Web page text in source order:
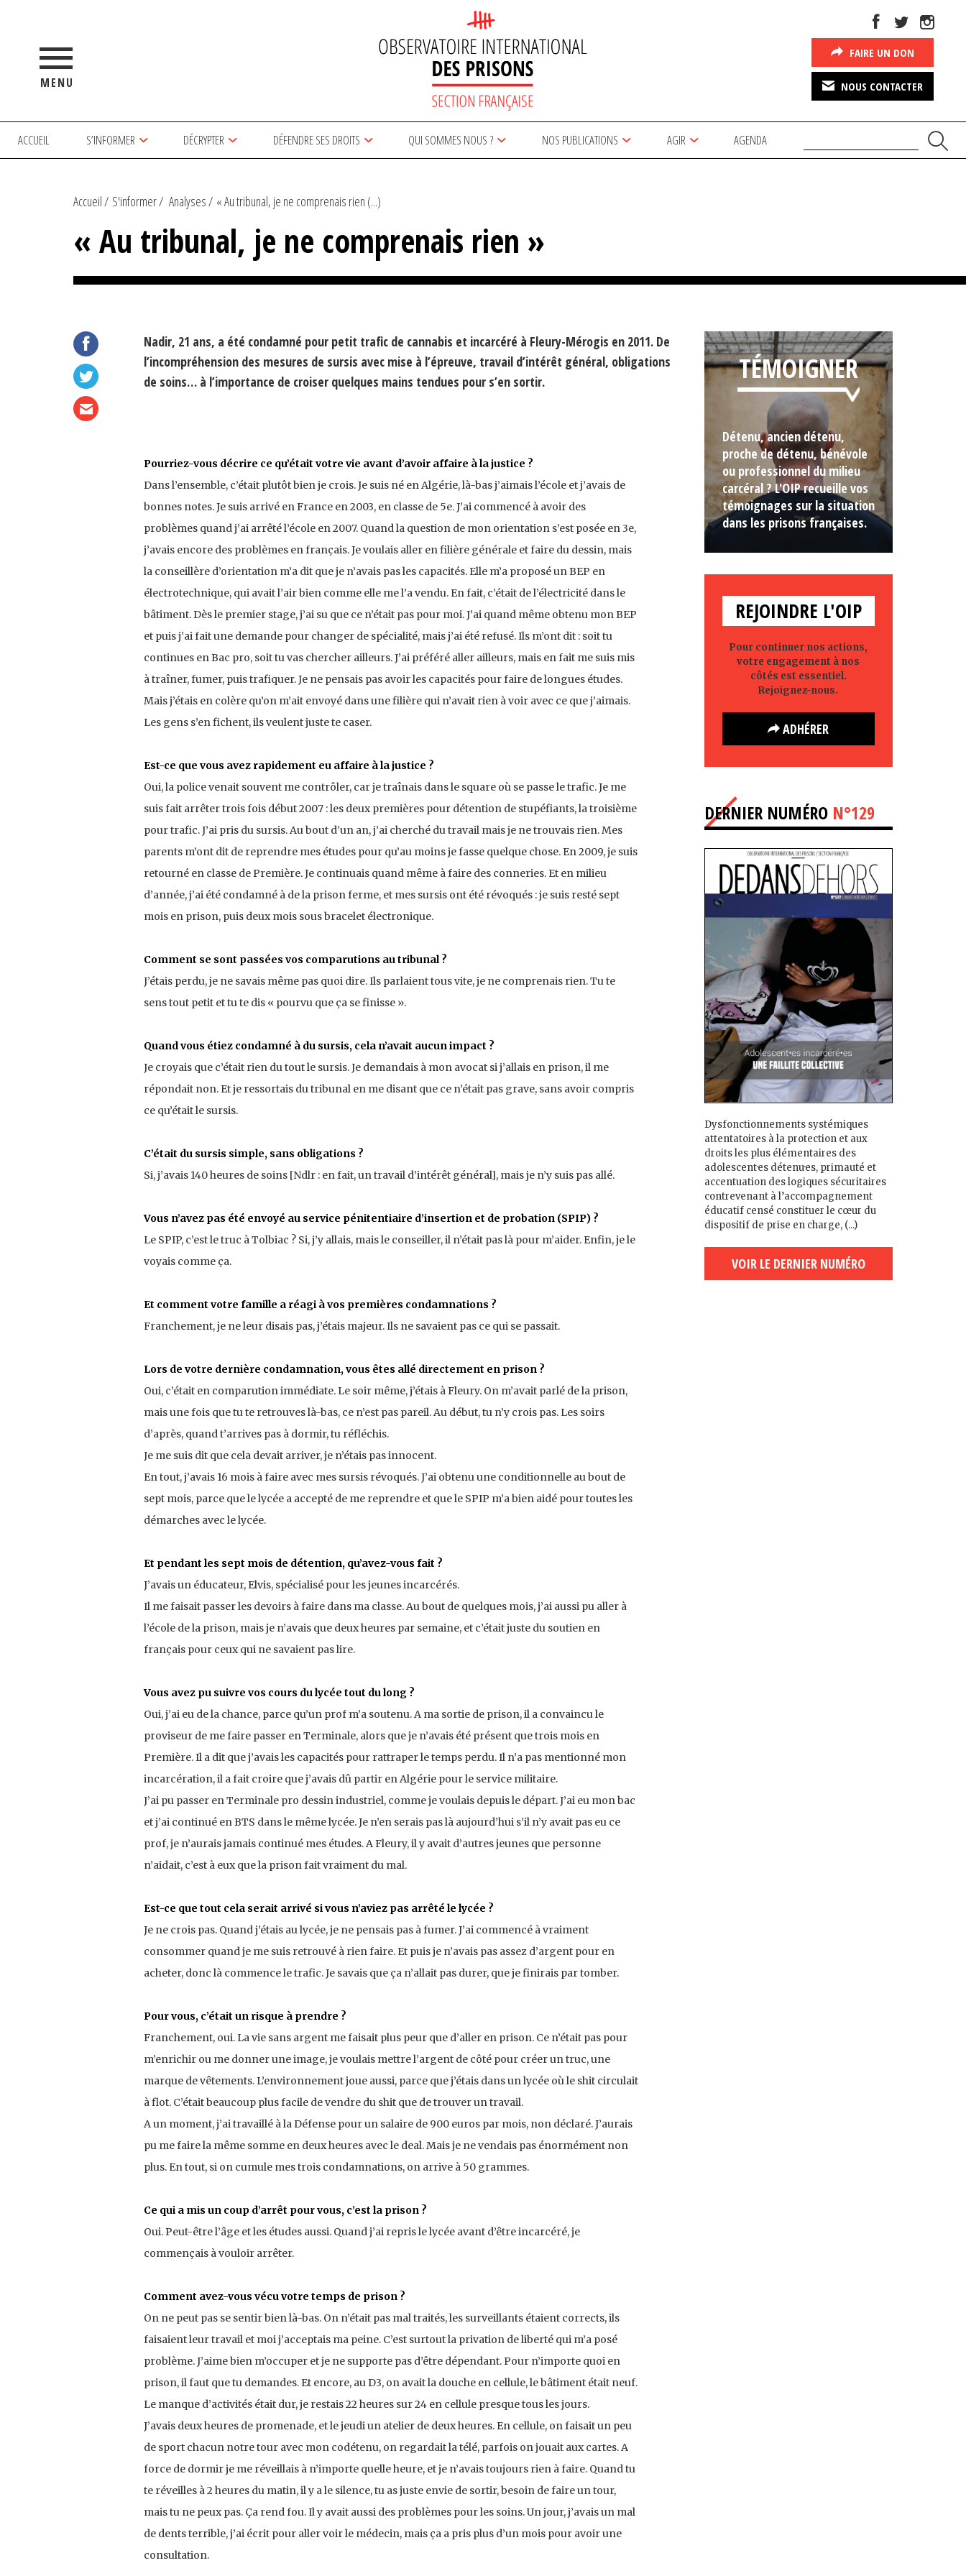
MENU
FAIRE UN DON
NOUS CONTACTER
ACCUEIL S’INFORMER DÉCRYPTER DÉFENDRE SES DROITS QUI SOMMES NOUS ? NOS PUBLICATIONS AGIR AGENDA
Accueil S'informer Analyses « Au tribunal, je ne comprenais rien (...)
« Au tribunal, je ne comprenais rien »
Nadir, 21 ans, a été condamné pour petit trafic de cannabis et incarcéré à Fleury-Mérogis en 2011. De
l’incompréhension des mesures de sursis avec mise à l’épreuve, travail d’intérêt général, obligations
de soins… à l’importance de croiser quelques mains tendues pour s’en sortir.
Pourriez-vous décrire ce qu’était votre vie avant d’avoir affaire à la justice ?
Dans l’ensemble, c’était plutôt bien je crois. Je suis né en Algérie, là-bas j’aimais l’école et j’avais de
bonnes notes. Je suis arrivé en France en 2003, en classe de 5e. J’ai commencé à avoir des
problèmes quand j’ai arrêté l’école en 2007. Quand la question de mon orientation s’est posée en 3e,
j’avais encore des problèmes en français. Je voulais aller en filière générale et faire du dessin, mais
la conseillère d’orientation m’a dit que je n’avais pas les capacités. Elle m’a proposé un BEP en
électrotechnique, qui avait l’air bien comme elle me l’a vendu. En fait, c’était de l’électricité dans le
bâtiment. Dès le premier stage, j’ai su que ce n’était pas pour moi. J’ai quand même obtenu mon BEP
et puis j’ai fait une demande pour changer de spécialité, mais j’ai été refusé. Ils m’ont dit : soit tu
continues en Bac pro, soit tu vas chercher ailleurs. J’ai préféré aller ailleurs, mais en fait me suis mis
à traîner, fumer, puis trafiquer. Je ne pensais pas avoir les capacités pour faire de longues études.
Mais j’étais en colère qu’on m’ait envoyé dans une filière qui n’avait rien à voir avec ce que j’aimais.
Les gens s’en fichent, ils veulent juste te caser.
Est-ce que vous avez rapidement eu affaire à la justice ?
Oui, la police venait souvent me contrôler, car je traînais dans le square où se passe le trafic. Je me
suis fait arrêter trois fois début 2007 : les deux premières pour détention de stupéfiants, la troisième
pour trafic. J’ai pris du sursis. Au bout d’un an, j’ai cherché du travail mais je ne trouvais rien. Mes
parents m’ont dit de reprendre mes études pour qu’au moins je fasse quelque chose. En 2009, je suis
retourné en classe de Première. Je continuais quand même à faire des conneries. Et en milieu
d’année, j’ai été condamné à de la prison ferme, et mes sursis ont été révoqués : je suis resté sept
mois en prison, puis deux mois sous bracelet électronique.
Comment se sont passées vos comparutions au tribunal ?
J’étais perdu, je ne savais même pas quoi dire. Ils parlaient tous vite, je ne comprenais rien. Tu te
sens tout petit et tu te dis « pourvu que ça se finisse ».
Quand vous étiez condamné à du sursis, cela n’avait aucun impact ?
Je croyais que c’était rien du tout le sursis. Je demandais à mon avocat si j’allais en prison, il me
répondait non. Et je ressortais du tribunal en me disant que ce n’était pas grave, sans avoir compris
ce qu’était le sursis.
C’était du sursis simple, sans obligations ?
Si, j’avais 140 heures de soins [Ndlr : en fait, un travail d’intérêt général], mais je n’y suis pas allé.
Vous n’avez pas été envoyé au service pénitentiaire d’insertion et de probation (SPIP) ?
Le SPIP, c’est le truc à Tolbiac ? Si, j’y allais, mais le conseiller, il n’était pas là pour m’aider. Enfin, je le
voyais comme ça.
Et comment votre famille a réagi à vos premières condamnations ?
Franchement, je ne leur disais pas, j’étais majeur. Ils ne savaient pas ce qui se passait.
Lors de votre dernière condamnation, vous êtes allé directement en prison ?
Oui, c’était en comparution immédiate. Le soir même, j’étais à Fleury. On m’avait parlé de la prison,
mais une fois que tu te retrouves là-bas, ce n’est pas pareil. Au début, tu n’y crois pas. Les soirs
d’après, quand t’arrives pas à dormir, tu réfléchis.
Je me suis dit que cela devait arriver, je n’étais pas innocent.
En tout, j’avais 16 mois à faire avec mes sursis révoqués. J’ai obtenu une conditionnelle au bout de
sept mois, parce que le lycée a accepté de me reprendre et que le SPIP m’a bien aidé pour toutes les
démarches avec le lycée.
Et pendant les sept mois de détention, qu’avez-vous fait ?
J’avais un éducateur, Elvis, spécialisé pour les jeunes incarcérés.
Il me faisait passer les devoirs à faire dans ma classe. Au bout de quelques mois, j’ai aussi pu aller à
l’école de la prison, mais je n’avais que deux heures par semaine, et c’était juste du soutien en
français pour ceux qui ne savaient pas lire.
Vous avez pu suivre vos cours du lycée tout du long ?
Oui, j’ai eu de la chance, parce qu’un prof m’a soutenu. A ma sortie de prison, il a convaincu le
proviseur de me faire passer en Terminale, alors que je n’avais été présent que trois mois en
Première. Il a dit que j’avais les capacités pour rattraper le temps perdu. Il n’a pas mentionné mon
incarcération, il a fait croire que j’avais dû partir en Algérie pour le service militaire.
J’ai pu passer en Terminale pro dessin industriel, comme je voulais depuis le départ. J’ai eu mon bac
et j’ai continué en BTS dans le même lycée. Je n’en serais pas là aujourd’hui s’il n’y avait pas eu ce
prof, je n’aurais jamais continué mes études. A Fleury, il y avait d’autres jeunes que personne
n’aidait, c’est à eux que la prison fait vraiment du mal.
Est-ce que tout cela serait arrivé si vous n’aviez pas arrêté le lycée ?
Je ne crois pas. Quand j’étais au lycée, je ne pensais pas à fumer. J’ai commencé à vraiment
consommer quand je me suis retrouvé à rien faire. Et puis je n’avais pas assez d’argent pour en
acheter, donc là commence le trafic. Je savais que ça n’allait pas durer, que je finirais par tomber.
Pour vous, c’était un risque à prendre ?
Franchement, oui. La vie sans argent me faisait plus peur que d’aller en prison. Ce n’était pas pour
m’enrichir ou me donner une image, je voulais mettre l’argent de côté pour créer un truc, une
marque de vêtements. L’environnement joue aussi, parce que j’étais dans un lycée où le shit circulait
à flot. C’était beaucoup plus facile de vendre du shit que de trouver un travail.
A un moment, j’ai travaillé à la Défense pour un salaire de 900 euros par mois, non déclaré. J’aurais
pu me faire la même somme en deux heures avec le deal. Mais je ne vendais pas énormément non
plus. En tout, si on cumule mes trois condamnations, on arrive à 50 grammes.
Ce qui a mis un coup d’arrêt pour vous, c’est la prison ?
Oui. Peut-être l’âge et les études aussi. Quand j’ai repris le lycée avant d’être incarcéré, je
commençais à vouloir arrêter.
Comment avez-vous vécu votre temps de prison ?
On ne peut pas se sentir bien là-bas. On n’était pas mal traités, les surveillants étaient corrects, ils
faisaient leur travail et moi j’acceptais ma peine. C’est surtout la privation de liberté qui m’a posé
problème. J’aime bien m’occuper et je ne supporte pas d’être dépendant. Pour n’importe quoi en
prison, il faut que tu demandes. Et encore, au D3, on avait la douche en cellule, le bâtiment était neuf.
Le manque d’activités était dur, je restais 22 heures sur 24 en cellule presque tous les jours.
J’avais deux heures de promenade, et le jeudi un atelier de deux heures. En cellule, on faisait un peu
de sport chacun notre tour avec mon codétenu, on regardait la télé, parfois on jouait aux cartes. A
force de dormir je me réveillais à n’importe quelle heure, et je n’avais toujours rien à faire. Quand tu
te réveilles à 2 heures du matin, il y a le silence, tu as juste envie de sortir, besoin de faire un tour,
mais tu ne peux pas. Ça rend fou. Il y avait aussi des problèmes pour les soins. Un jour, j’avais un mal
de dents terrible, j’ai écrit pour aller voir le médecin, mais ça a pris plus d’un mois pour avoir une
consultation.
TÉMOIGNER
Détenu, ancien détenu,
proche de détenu, bénévole
ou professionnel du milieu
carcéral ? L'OIP recueille vos
témoignages sur la situation
dans les prisons françaises.
REJOINDRE L'OIP
Pour continuer nos actions,
votre engagement à nos
côtés est essentiel.
Rejoignez-nous.
ADHÉRER
DERNIER NUMÉRO N°129
Dysfonctionnements systémiques
attentatoires à la protection et aux
droits les plus élémentaires des
adolescent·es détenu·es, primauté et
accentuation des logiques sécuritaires
contrevenant à l’accompagnement
éducatif censé constituer le cœur du
dispositif de prise en charge, (...)
VOIR LE DERNIER NUMÉRO